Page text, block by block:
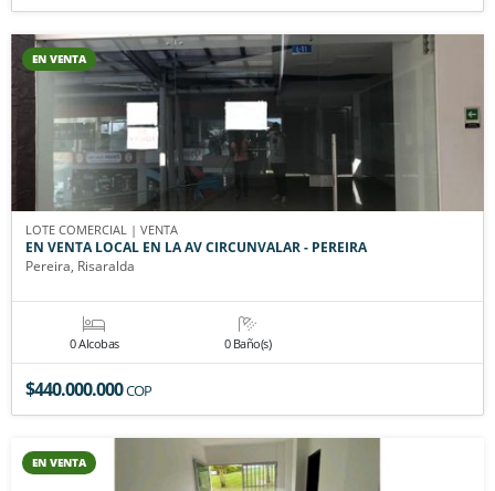
EN VENTA
LOTE COMERCIAL | VENTA
EN VENTA LOCAL EN LA AV CIRCUNVALAR - PEREIRA
Pereira, Risaralda
0 Alcobas 0 Baño(s)
$440.000.000COP
EN VENTA